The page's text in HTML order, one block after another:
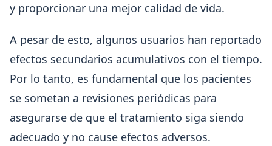
y proporcionar una mejor calidad de vida.
A pesar de esto, algunos usuarios han reportado
efectos secundarios acumulativos con el tiempo.
Por lo tanto, es fundamental que los pacientes
se sometan a revisiones periódicas para
asegurarse de que el tratamiento siga siendo
adecuado y no cause efectos adversos.